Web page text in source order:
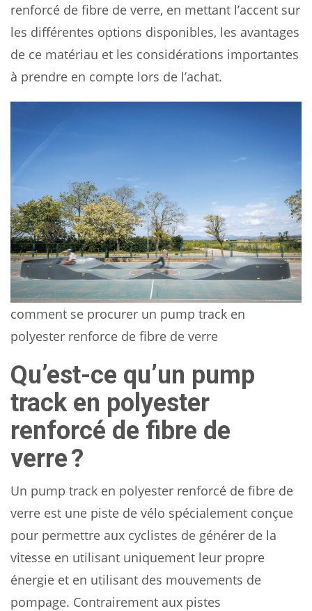
renforcé de fibre de verre, en mettant l’accent sur
les différentes options disponibles, les avantages
de ce matériau et les considérations importantes
à prendre en compte lors de l’achat.
comment se procurer un pump track en
polyester renforce de fibre de verre
Qu’est-ce qu’un pump
track en polyester
renforcé de fibre de
verre ?
Un pump track en polyester renforcé de fibre de
verre est une piste de vélo spécialement conçue
pour permettre aux cyclistes de générer de la
vitesse en utilisant uniquement leur propre
énergie et en utilisant des mouvements de
pompage. Contrairement aux pistes